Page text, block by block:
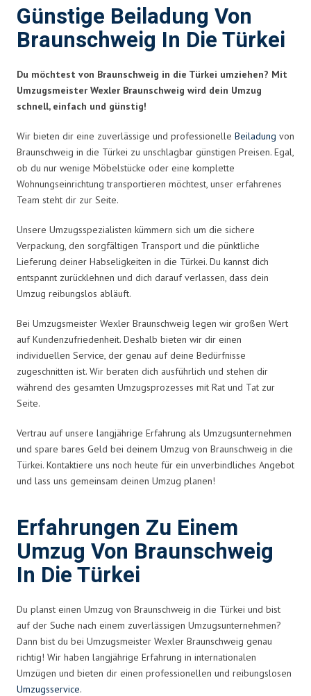
Günstige Beiladung Von
Braunschweig In Die Türkei
Du möchtest von Braunschweig in die Türkei umziehen? Mit
Umzugsmeister Wexler Braunschweig wird dein Umzug
schnell, einfach und günstig!
Wir bieten dir eine zuverlässige und professionelle Beiladung von
Braunschweig in die Türkei zu unschlagbar günstigen Preisen. Egal,
ob du nur wenige Möbelstücke oder eine komplette
Wohnungseinrichtung transportieren möchtest, unser erfahrenes
Team steht dir zur Seite.
Unsere Umzugsspezialisten kümmern sich um die sichere
Verpackung, den sorgfältigen Transport und die pünktliche
Lieferung deiner Habseligkeiten in die Türkei. Du kannst dich
entspannt zurücklehnen und dich darauf verlassen, dass dein
Umzug reibungslos abläuft.
Bei Umzugsmeister Wexler Braunschweig legen wir großen Wert
auf Kundenzufriedenheit. Deshalb bieten wir dir einen
individuellen Service, der genau auf deine Bedürfnisse
zugeschnitten ist. Wir beraten dich ausführlich und stehen dir
während des gesamten Umzugsprozesses mit Rat und Tat zur
Seite.
Vertrau auf unsere langjährige Erfahrung als Umzugsunternehmen
und spare bares Geld bei deinem Umzug von Braunschweig in die
Türkei. Kontaktiere uns noch heute für ein unverbindliches Angebot
und lass uns gemeinsam deinen Umzug planen!
Erfahrungen Zu Einem
Umzug Von Braunschweig
In Die Türkei
Du planst einen Umzug von Braunschweig in die Türkei und bist
auf der Suche nach einem zuverlässigen Umzugsunternehmen?
Dann bist du bei Umzugsmeister Wexler Braunschweig genau
richtig! Wir haben langjährige Erfahrung in internationalen
Umzügen und bieten dir einen professionellen und reibungslosen
Umzugsservice.